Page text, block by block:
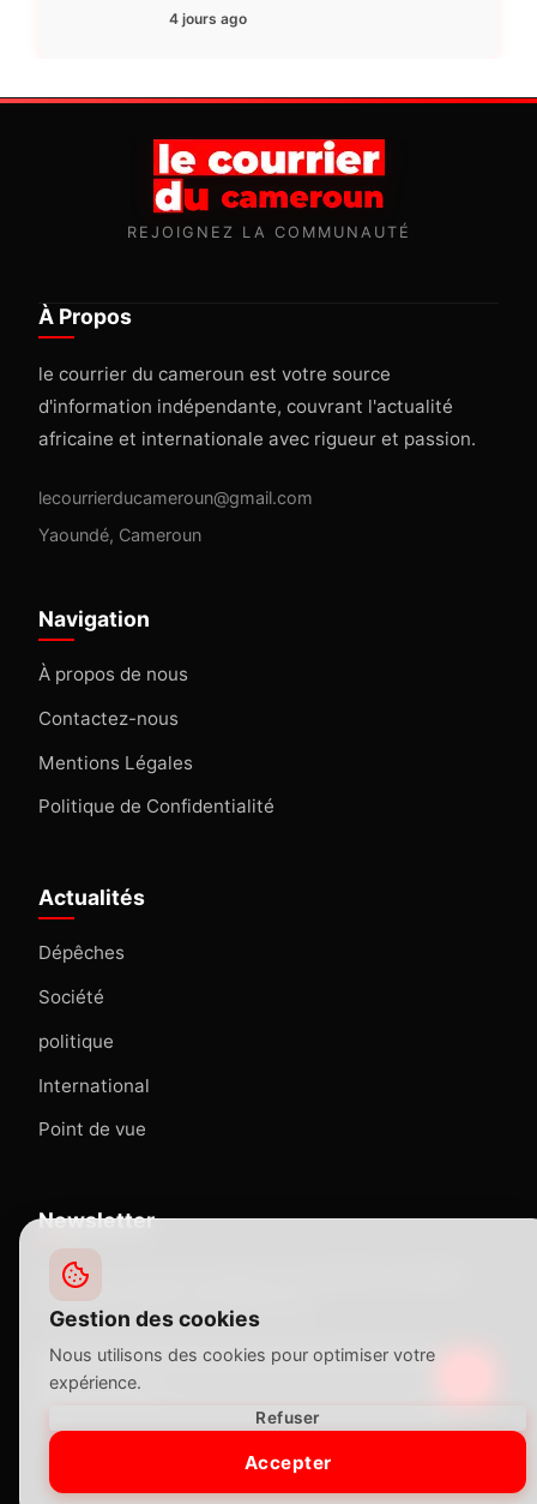
4 jours ago
REJOIGNEZ LA COMMUNAUTÉ
À Propos
le courrier du cameroun est votre source
d'information indépendante, couvrant l'actualité
africaine et internationale avec rigueur et passion.
lecourrierducameroun@gmail.com
Yaoundé, Cameroun
Navigation
À propos de nous
Contactez-nous
Mentions Légales
Politique de Confidentialité
Actualités
Dépêches
Société
politique
International
Point de vue
Newsletter
Abonnez-vous pour recevoir nos dernières actualités
© 2025 le courrier du cameroun. Tous droits réservés.
Gestion des cookies
Nous utilisons des cookies pour optimiser votre
expérience.
Refuser
Accepter